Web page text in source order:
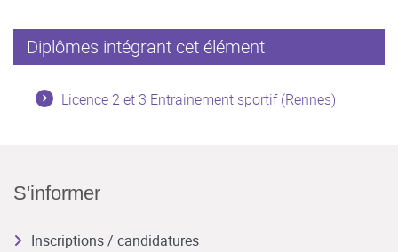
Diplômes intégrant cet élément
Licence 2 et 3 Entrainement sportif (Rennes)
S'informer
Inscriptions / candidatures